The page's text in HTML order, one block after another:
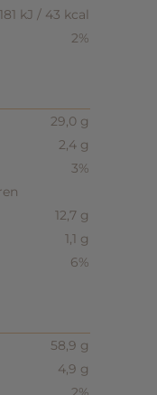
181 kJ / 43 kcal
2%
29,0 g
2,4 g
3%
12,7 g
1,1 g
6%
58,9 g
4,9 g